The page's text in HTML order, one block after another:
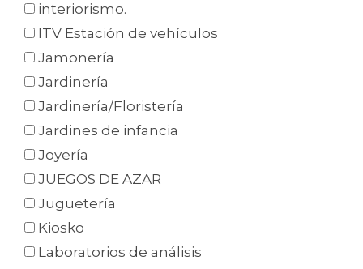
interiorismo.
ITV Estación de vehículos
Jamonería
Jardinería
Jardinería/Floristería
Jardines de infancia
Joyería
JUEGOS DE AZAR
Juguetería
Kiosko
Laboratorios de análisis